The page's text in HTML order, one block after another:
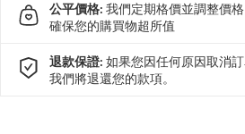
公平價格: 我們定期格價並調整價格
確保您的購買物超所值
退款保證: 如果您因任何原因取消訂
我們將退還您的款項。